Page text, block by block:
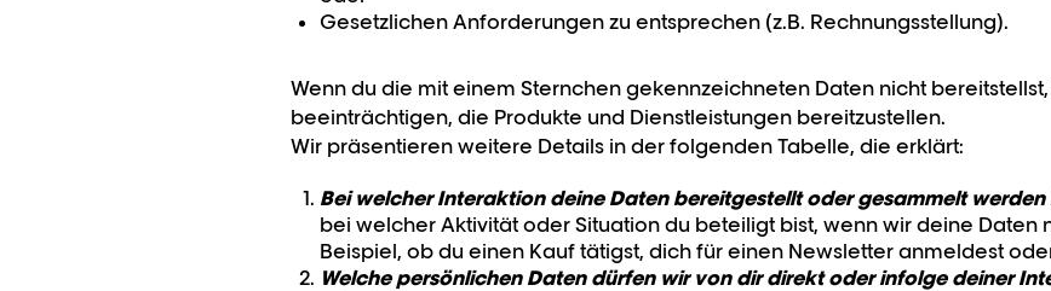
Gesetzlichen Anforderungen zu entsprechen (z.B. Rechnungsstellung).
Wenn du die mit einem Sternchen gekennzeichneten Daten nicht
beeinträchtigen, die Produkte und Dienstleistungen bereitzustellen.
Wir präsentieren weitere Details in der folgenden Tabelle, die erklärt:
Bei welcher Interaktion deine Daten bereitgestellt oder gesammelt werden
bei welcher Aktivität oder Situation du beteiligt bist, wenn wir deine Daten
Beispiel, ob du einen Kauf tätigst, dich für einen Newsletter anmeldest
Welche persönlichen Daten dürfen wir von dir direkt oder infolge deiner